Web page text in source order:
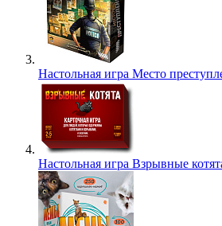
Настольная игра Место
Настольная игра Взрывные